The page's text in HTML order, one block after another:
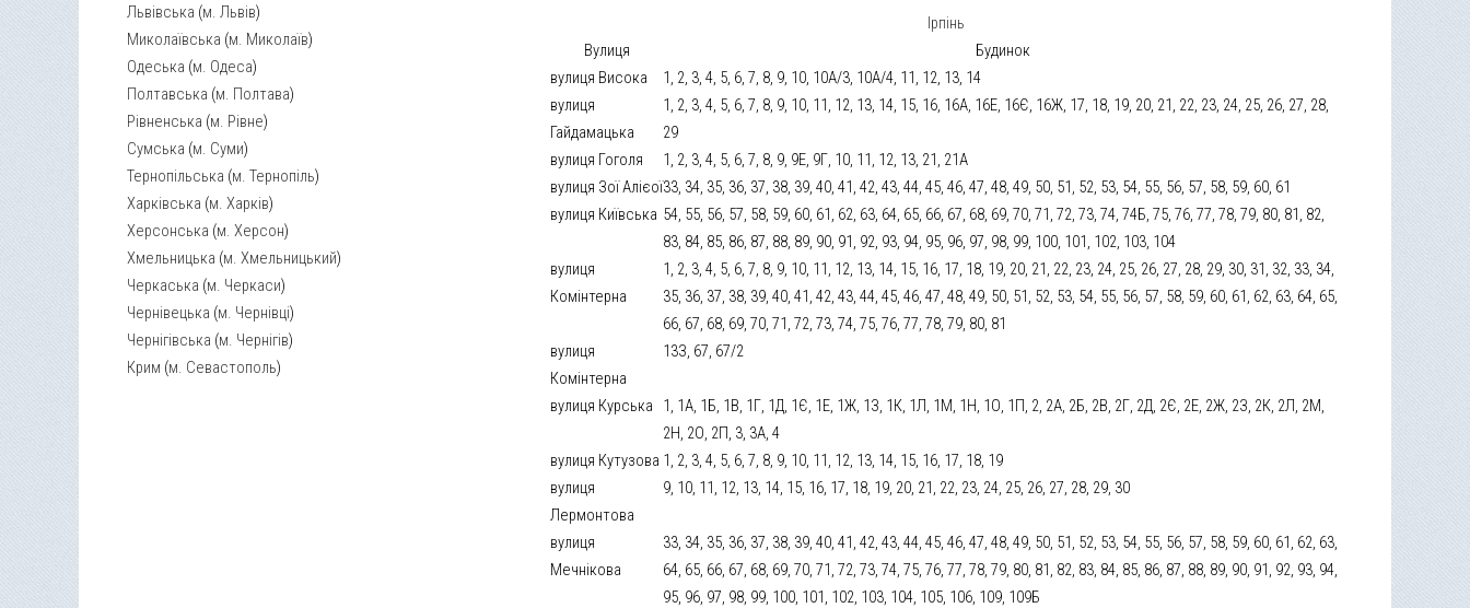
Львівська (м. Львів)
Миколаївська (м. Миколаїв)
Одеська (м. Одеса)
Полтавська (м. Полтава)
Рівненська (м. Рівне)
Сумська (м. Суми)
Тернопільська (м. Тернопіль)
Харківська (м. Харків)
Херсонська (м. Херсон)
Хмельницька (м. Хмельницький)
Черкаська (м. Черкаси)
Чернівецька (м. Чернівці)
Чернігівська (м. Чернігів)
Крим (м. Севастополь)
Ірпінь
Вулиця
Будинок
вулиця Висока
1, 2, 3, 4, 5, 6, 7, 8, 9, 10, 10А/3, 10А/4, 11, 12, 13, 14
вулиця
Гайдамацька
1, 2, 3, 4, 5, 6, 7, 8, 9, 10, 11, 12, 13, 14, 15, 16, 16А, 16Е, 16Є, 16Ж, 17, 18, 19, 20, 21, 22, 23, 24, 25, 26, 27, 28,
29
вулиця Гоголя
1, 2, 3, 4, 5, 6, 7, 8, 9, 9Е, 9Г, 10, 11, 12, 13, 21, 21А
вулиця Зої Алієої33, 34, 35, 36, 37, 38, 39, 40, 41, 42, 43, 44, 45, 46, 47, 48, 49, 50, 51, 52, 53, 54, 55, 56, 57, 58, 59, 60, 61
вулиця Київська 54, 55, 56, 57, 58, 59, 60, 61, 62, 63, 64, 65, 66, 67, 68, 69, 70, 71, 72, 73, 74, 74Б, 75, 76, 77, 78, 79, 80, 81, 82,
83, 84, 85, 86, 87, 88, 89, 90, 91, 92, 93, 94, 95, 96, 97, 98, 99, 100, 101, 102, 103, 104
вулиця
Комінтерна
1, 2, 3, 4, 5, 6, 7, 8, 9, 10, 11, 12, 13, 14, 15, 16, 17, 18, 19, 20, 21, 22, 23, 24, 25, 26, 27, 28, 29, 30, 31, 32, 33, 34,
35, 36, 37, 38, 39, 40, 41, 42, 43, 44, 45, 46, 47, 48, 49, 50, 51, 52, 53, 54, 55, 56, 57, 58, 59, 60, 61, 62, 63, 64, 65,
66, 67, 68, 69, 70, 71, 72, 73, 74, 75, 76, 77, 78, 79, 80, 81
вулиця
Комінтерна
13З, 67, 67/2
вулиця Курська
1, 1А, 1Б, 1В, 1Г, 1Д, 1Є, 1Е, 1Ж, 1З, 1К, 1Л, 1М, 1Н, 1О, 1П, 2, 2А, 2Б, 2В, 2Г, 2Д, 2Є, 2Е, 2Ж, 2З, 2К, 2Л, 2М,
2Н, 2О, 2П, 3, 3А, 4
вулиця Кутузова 1, 2, 3, 4, 5, 6, 7, 8, 9, 10, 11, 12, 13, 14, 15, 16, 17, 18, 19
вулиця
Лермонтова
9, 10, 11, 12, 13, 14, 15, 16, 17, 18, 19, 20, 21, 22, 23, 24, 25, 26, 27, 28, 29, 30
вулиця
Мечнікова
33, 34, 35, 36, 37, 38, 39, 40, 41, 42, 43, 44, 45, 46, 47, 48, 49, 50, 51, 52, 53, 54, 55, 56, 57, 58, 59, 60, 61, 62, 63,
64, 65, 66, 67, 68, 69, 70, 71, 72, 73, 74, 75, 76, 77, 78, 79, 80, 81, 82, 83, 84, 85, 86, 87, 88, 89, 90, 91, 92, 93, 94,
95, 96, 97, 98, 99, 100, 101, 102, 103, 104, 105, 106, 109, 109Б